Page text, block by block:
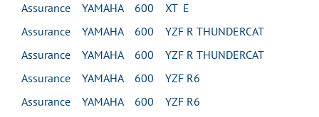
Assurance YAMAHA 600 XT E
Assurance YAMAHA 600 YZF R THUNDERCAT
Assurance YAMAHA 600 YZF R THUNDERCAT
Assurance YAMAHA 600 YZF R6
Assurance YAMAHA 600 YZF R6